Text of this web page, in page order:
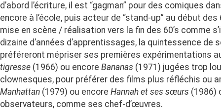
d’abord l’écriture, il est “gagman” pour des comiques
encore à l’école, puis acteur de “stand-up” au début des
mise en scène / réalisation vers la fin des 60’s comme
dizaine d’années d’apprentissages, la quintessence de
préféreront mépriser ses premières expérimentations
tigresse (1966) ou encore Bananas (1971) jugées trop
clownesques, pour préférer des films plus réfléchis ou
Manhattan (1979) ou encore Hannah et ses sœurs (1986)
observateurs, comme ses chef-d’œuvres.